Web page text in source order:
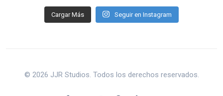
Cargar Más Seguir en Instagram
© 2026 JJR Studios. Todos los derechos reservados.